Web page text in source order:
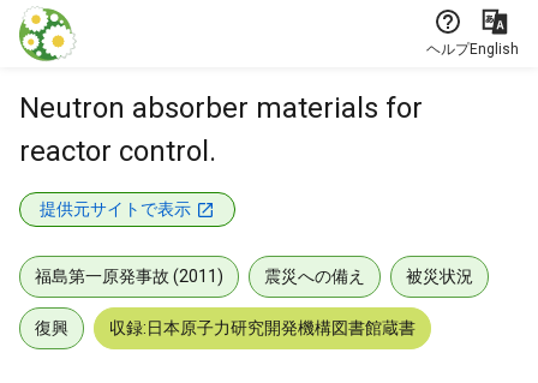
本文に飛ぶ
ヘルプEnglish
Neutron absorber materials for
reactor control.
提供元サイトで表示
福島第一原発事故 (2011) 震災への備え 被災状況
復興 収録:日本原子力研究開発機構図書館蔵書